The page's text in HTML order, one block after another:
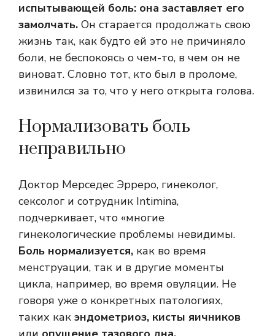
испытывающей боль: она заставляет его
замолчать. Он старается продолжать свою
жизнь так, как будто ей это не причиняло
боли, не беспокоясь о чем-то, в чем он не
виноват. Словно тот, кто был в проломе,
извинился за то, что у него открыта голова.
Нормализовать боль
неправильно
Доктор Мерседес Эрреро, гинеколог,
сексолог и сотрудник Intimina,
подчеркивает, что «многие
гинекологические проблемы невидимы.
Боль нормализуется, как во время
менструации, так и в другие моменты
цикла, например, во время овуляции. Не
говоря уже о конкретных патологиях,
таких как эндометриоз, кисты яичников